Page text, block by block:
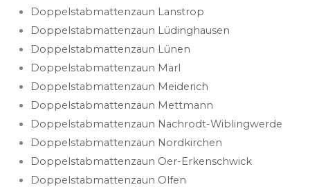
Doppelstabmattenzaun Lanstrop
Doppelstabmattenzaun Lüdinghausen
Doppelstabmattenzaun Lünen
Doppelstabmattenzaun Marl
Doppelstabmattenzaun Meiderich
Doppelstabmattenzaun Mettmann
Doppelstabmattenzaun Nachrodt-Wiblingwerde
Doppelstabmattenzaun Nordkirchen
Doppelstabmattenzaun Oer-Erkenschwick
Doppelstabmattenzaun Olfen